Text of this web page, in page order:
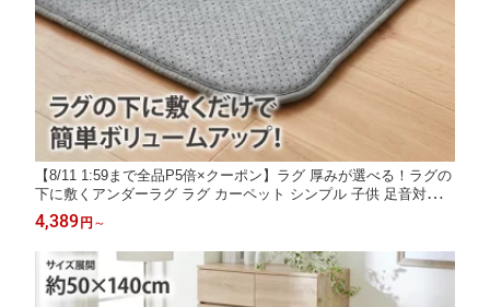
【8/11 1:59まで全品P5倍×クーポン】ラグ 厚みが選べる！ラグの
下に敷くアンダーラグ ラグ カーペット シンプル 子供 足音対策
お尻が痛くない ラグ リビング 子供部屋 一人暮らし 2人暮らし フ
ァミリー 新生活 115×170 10mm 170×225 20mm ニッセン nissen
4,389 円 ～